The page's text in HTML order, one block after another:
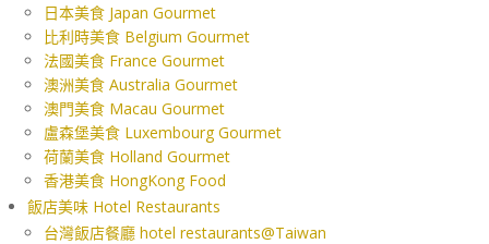
日本美食 Japan Gourmet
比利時美食 Belgium Gourmet
法國美食 France Gourmet
澳洲美食 Australia Gourmet
澳門美食 Macau Gourmet
盧森堡美食 Luxembourg Gourmet
荷蘭美食 Holland Gourmet
香港美食 HongKong Food
飯店美味 Hotel Restaurants
台灣飯店餐廳 hotel restaurants@Taiwan